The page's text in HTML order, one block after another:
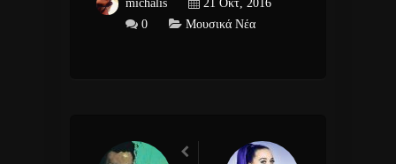
michalis
21 Οκτ, 2016
0
Μουσικά Νέα